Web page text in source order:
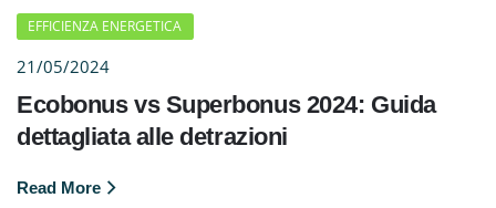
EFFICIENZA ENERGETICA
21/05/2024
Ecobonus vs Superbonus 2024: Guida
dettagliata alle detrazioni
Read More